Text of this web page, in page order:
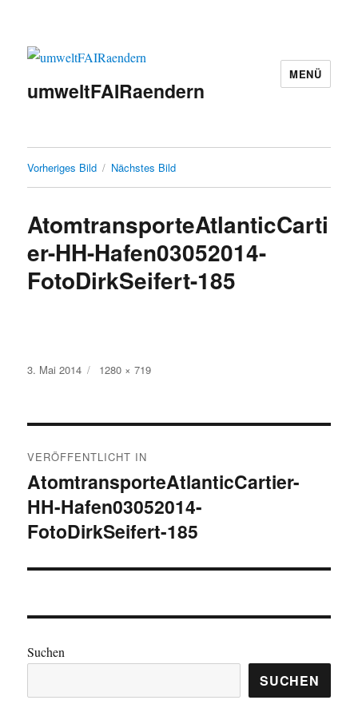
umweltFAIRaendern
MENÜ
Vorheriges Bild Nächstes Bild
AtomtransporteAtlanticCarti
er-HH-Hafen03052014-
FotoDirkSeifert-185
Veröffentlicht
3. Mai 2014 Originalgröße
1280 × 719
VERÖFFENTLICHT IN
AtomtransporteAtlanticCartier-
HH-Hafen03052014-
FotoDirkSeifert-185
Suchen
SUCHEN